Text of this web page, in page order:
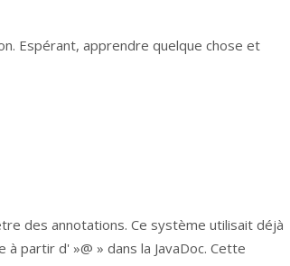
Espérant, apprendre quelque chose et
des annotations. Ce système utilisait déjà
partir d' »@ » dans la JavaDoc. Cette